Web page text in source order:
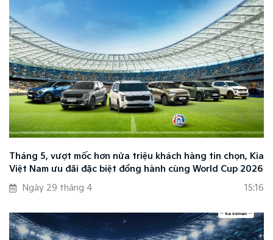
Tháng 5, vượt mốc hơn nửa triệu khách hàng tin chọn, Kia
Việt Nam ưu đãi đặc biệt đồng hành cùng World Cup 2026
Ngày 29 tháng 4
15:16